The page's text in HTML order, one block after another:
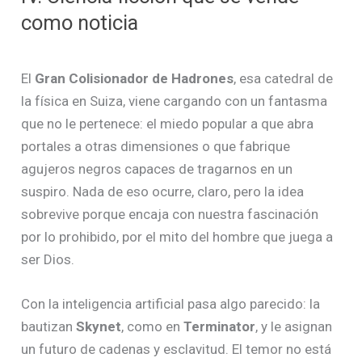
como noticia
El Gran Colisionador de Hadrones, esa catedral de
la física en Suiza, viene cargando con un fantasma
que no le pertenece: el miedo popular a que abra
portales a otras dimensiones o que fabrique
agujeros negros capaces de tragarnos en un
suspiro. Nada de eso ocurre, claro, pero la idea
sobrevive porque encaja con nuestra fascinación
por lo prohibido, por el mito del hombre que juega a
ser Dios.
Con la inteligencia artificial pasa algo parecido: la
bautizanSkynet, como enTerminator, y le asignan
un futuro de cadenas y esclavitud. El temor no está